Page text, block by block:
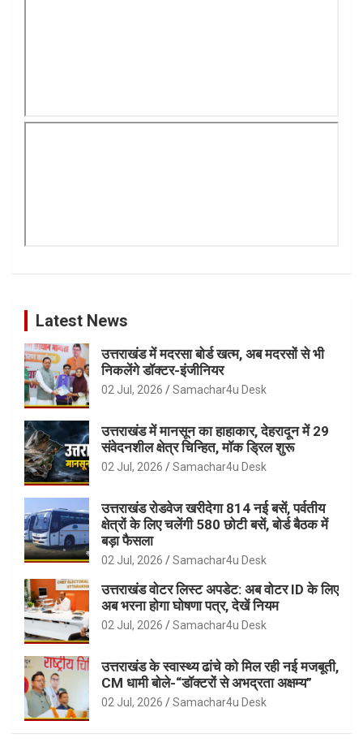
Latest News
उत्तराखंड में मदरसा बोर्ड खत्म, अब मदरसों से भी
निकलेंगे डॉक्टर-इंजीनियर
02 Jul, 2026 Samachar4u Desk
उत्तराखंड में मानसून का हाहाकार, देहरादून में 29
संवेदनशील क्षेत्र चिन्हित, मॉक ड्रिल शुरू
02 Jul, 2026 Samachar4u Desk
उत्तराखंड रोडवेज खरीदेगा 814 नई बसें, पर्वतीय
क्षेत्रों के लिए चलेंगी 580 छोटी बसें, बोर्ड बैठक में
बड़ा फैसला
02 Jul, 2026 Samachar4u Desk
उत्तराखंड वोटर लिस्ट अपडेट: अब वोटर ID के लिए
अब भरना होगा घोषणा पत्र, देखें नियम
02 Jul, 2026 Samachar4u Desk
उत्तराखंड के स्वास्थ्य ढांचे को मिल रही नई मजबूती,
CM धामी बोले-“डॉक्टरों से अभद्रता अक्षम्य”
02 Jul, 2026 Samachar4u Desk